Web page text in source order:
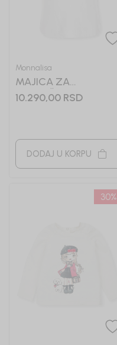
Monnalisa
MAJICA ZA
DEVOJČICE
10.290,00 RSD
DODAJ U KORPU
30%